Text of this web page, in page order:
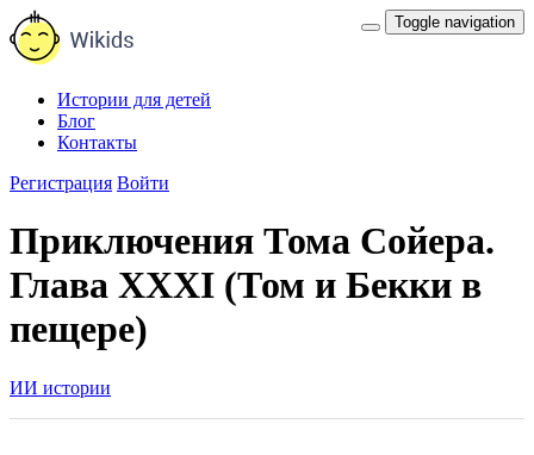
Toggle navigation
Истории для детей
Блог
Контакты
Регистрация Войти
Приключения Тома Сойера.
Глава XXXI (Том и Бекки в
пещере)
ИИ истории